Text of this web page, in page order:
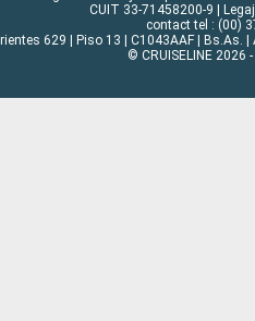
CUIT 33-71458200-9 |
contact tel : (00)
629 | Piso 13 | C1043AAF |
© CRUISELINE 2026